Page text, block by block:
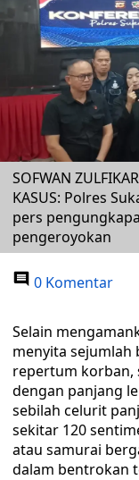
SOFWAN
KASUS: Polres
pers
pengeroyokan
0 Komentar
Selain
menyita sejumlah
repertum korban,
dengan panjang
sebilah celurit
sekitar 120
atau samurai
dalam bentrokan